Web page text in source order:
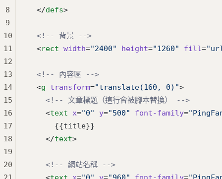
  </
defs>
  <!-- 背景 -->
  <
rect width="2400" height="1260" fill=
  <!-- 內容區 -->
  <
g transform="translate(160, 0)">
    <!-- 文章標題（這行會被腳本替換） -->
    <
text x="0" y="500" font-family=
      {{title}}
    </
text>
    <!-- 網站名稱 -->
8
9
10
11
12
13
14
15
16
17
18
19
20